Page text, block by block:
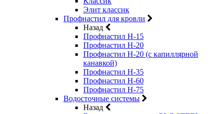
Элит классик
Профнастил для кровли
Назад
Профнастил Н-15
Профнастил Н-20
Профнастил Н-20 (с капиллярной
канавкой)
Профнастил Н-35
Профнастил Н-60
Профнастил Н-75
Водосточные системы
Назад